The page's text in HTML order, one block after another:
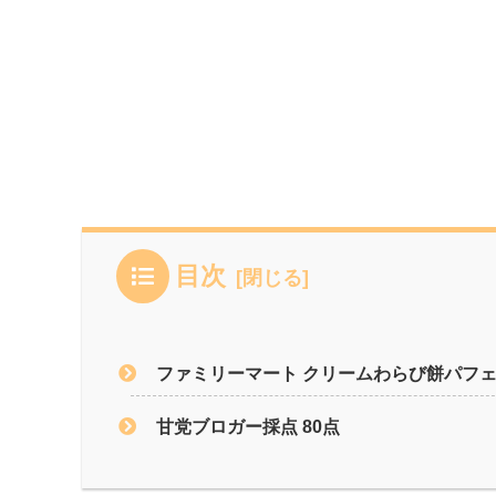
目次
ファミリーマート クリームわらび餅パフ
甘党ブロガー採点 80点